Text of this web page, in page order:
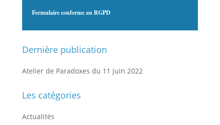
Formulaire conforme au RGPD
Dernière publication
Atelier de Paradoxes du 11 juin 2022
Les catégories
Actualités